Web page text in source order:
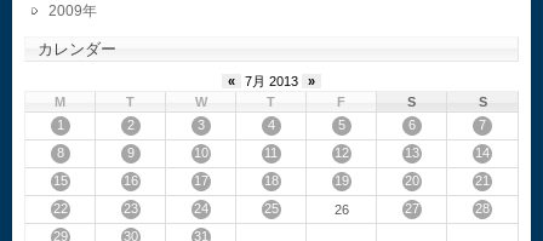
2009
カレンダー
« 7月 2013
»
M
T W T F S
S
1
2 3 4 5 6
7
8
9 10 11 12 13
14
15
16 17 18 19 20
21
22
23 24 25 26 27
28
29
30 31